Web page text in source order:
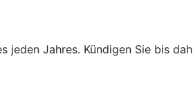
Jahres. Kündigen Sie bis